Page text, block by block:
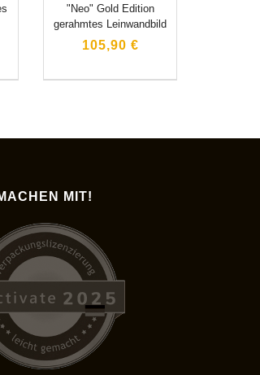
"Neo" Gold Edition
gerahmtes Leinwandbild
105,90 €
MIT!